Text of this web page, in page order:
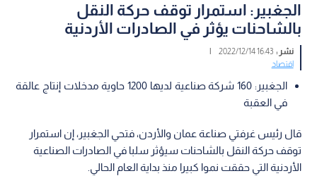
الجغبير: استمرار توقف حركة النقل
بالشاحنات يؤثر في الصادرات الأردنية
نشر :16:43 2022/12/14
|
اقتصاد
الجغبير: 160 شركة صناعية لديها 1200 حاوية مدخلات إنتاج عالقة
في العقبة
قال رئيس غرفتي صناعة عمان والأردن، فتحي الجغبير، إن استمرار
توقف حركة النقل بالشاحنات سيؤثر سلبا في الصادرات الصناعية
الأردنية التي حققت نموا كبيرا منذ بداية العام الحالي.